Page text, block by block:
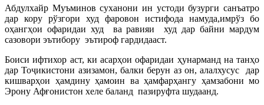
Абдулхайр Муъминов суханони ин устоди бузурги санъатро
дар кору рўзгори худ фаровон истифода намуда,имрўз бо
оҳангҳои офаридаи худ ва равияи худ дар байни мардум
сазовори эътибору эътироф гардидааст.
Боиси ифтихор аст, ки асарҳои офаридаи ҳунарманд на танҳо
дар Тоҷикистони азизамон, балки берун аз он, алалхусус дар
кишварҳои ҳамдину ҳамоин ва ҳамфарҳангу ҳамзабони мо
Эрону Афғонистон хеле баланд пазируфта шудаанд.